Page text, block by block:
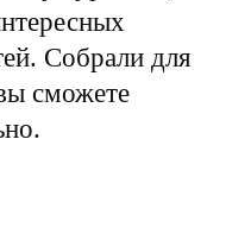
Собрали для
сможете